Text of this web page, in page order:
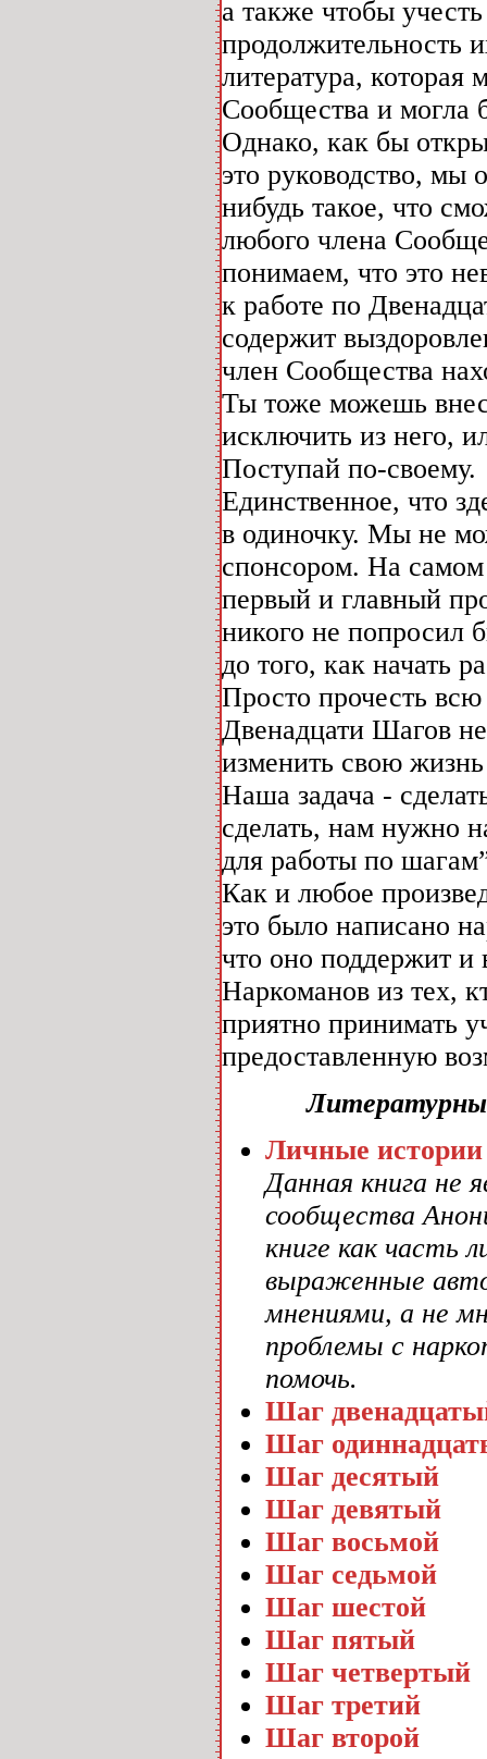
а также чтобы
продолжительность
литература, которая
Сообщества и могла
Однако, как бы
это руководство, мы
нибудь такое, что
любого члена
понимаем, что это
к работе по
содержит
член Сообщества
Ты тоже можешь
исключить из него,
Поступай по-своему.
Единственное, что
в одиночку. Мы не
спонсором. На
первый и главный
никого не попросил
до того, как начать
Просто прочесть
Двенадцати Шагов
изменить свою жизнь
Наша задача -
сделать, нам нужно
для работы по
Как и любое
это было написано
что оно поддержит
Наркоманов из тех,
приятно принимать
предоставленную
Личные
Данная книга не
сообщества
книге как часть
выраженные
мнениями, а не
проблемы с
помочь.
Шаг
Шаг
Шаг десятый
Шаг девятый
Шаг восьмой
Шаг седьмой
Шаг шестой
Шаг пятый
Шаг четвертый
Шаг третий
Шаг второй